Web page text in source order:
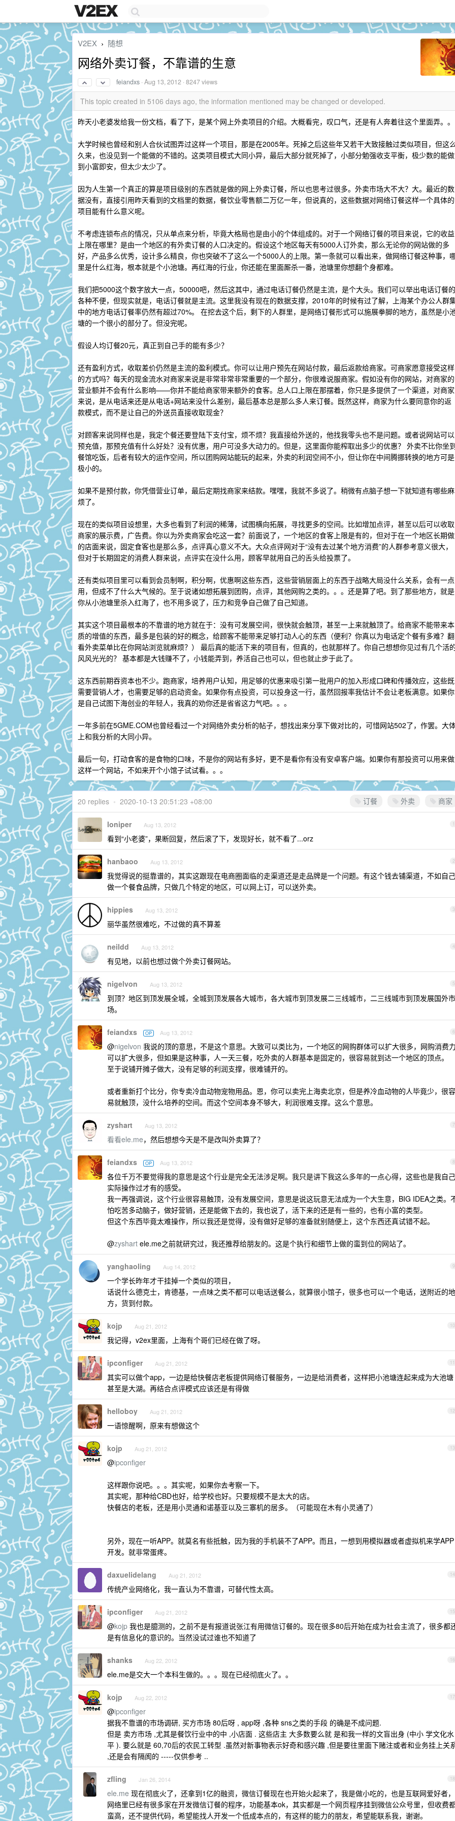
V2EX › 随想
网络外卖订餐，不靠谱的生意
feiandxs ·Aug 13, 2012 · 8247 views
This topic created in 5106 days ago, the information mentioned may be changed or developed.
昨天小老婆发给我一份文档，看了下，是某个网上外卖项目的介绍。大概看完，叹口气，还是有人奔着往这个里面弄。。
大学时候也曾经和别人合伙试图弄过这样一个项目，那是在2005年。死掉之后这些年又若干大致接触过类似项目，但这
久来，也没见到一个能做的不错的。这类项目模式大同小异，最后大部分就死掉了，小部分勉强收支平衡，极少数的能做
到小富即安，但太少太少了。
因为人生第一个真正的算是项目级别的东西就是做的网上外卖订餐，所以也思考过很多。外卖市场大不大？大。最近的数
据没有，直接引用昨天看到的文档里的数据，餐饮业零售额二万亿一年，但说真的，这些数据对网络订餐这样一个具体的
项目能有什么意义呢。
不考虑连锁布点的情况，只从单点来分析，毕竟大格局也是由小的个体组成的。对于一个网络订餐的项目来说，它的收益
上限在哪里？是由一个地区的有外卖订餐的人口决定的。假设这个地区每天有5000人订外卖，那么无论你的网站做的多
好，产品多么优秀，设计多么精良，你也突破不了这么一个5000人的上限。第一条就可以看出来，做网络订餐这种事，
里是什么红海，根本就是个小池塘。再红海的行业，你还能在里面厮杀一番，池塘里你想翻个身都难。
我们把5000这个数字放大一点，50000吧，然后这其中，通过电话订餐仍然是主流，是个大头。我们可以举出电话订餐的
各种不便，但现实就是，电话订餐就是主流。这里我没有现在的数据支撑，2010年的时候有过了解，上海某个办公人群
中的地方电话订餐率仍然有超过70%。 在挖去这个后，剩下的人群里，是网络订餐形式可以施展拳脚的地方，虽然是小
塘的一个很小的部分了。但没完呢。
假设人均订餐20元，真正到自己手的能有多少？
还有盈利方式，收取差价仍然是主流的盈利模式。你可以让用户预先在网站付款，最后返款给商家。可商家愿意接受这样
的方式吗？每天的现金流水对商家来说是非常非常非常重要的一个部分，你很难说服商家。假如没有你的网站，对商家的
营业额并不会有什么影响——你并不能给商家带来额外的食客。总人口上限在那摆着，你只是多提供了一个渠道，对商家
来说，是从电话来还是从电话+网站来没什么差别，最后基本总是那么多人来订餐。既然这样，商家为什么要同意你的返
款模式，而不是让自己的外送员直接收取现金？
对顾客来说同样也是，我定个餐还要登陆下支付宝，烦不烦？我直接给外送的，他找我零头也不是问题。或者说网站可以
预充值，那预充值有什么好处？没有优惠，用户可没多大动力的。但是，这里面你能榨取出多少的优惠？ 外卖不比你坐
餐馆吃饭，后者有较大的运作空间，所以团购网站能玩的起来，外卖的利润空间不小，但让你在中间腾挪转换的地方可是
极小的。
如果不是预付款，你凭借营业订单，最后定期找商家来结款。嘿嘿，我就不多说了。稍微有点脑子想一下就知道有哪些麻
烦了。
现在的类似项目设想里，大多也看到了利润的稀薄，试图横向拓展，寻找更多的空间。比如增加点评，甚至以后可以收取
商家的展示费，广告费。你以为外卖商家会吃这一套？前面说了，一个地区的食客上限是有的，但对于在一个地区长期做
的店面来说，固定食客也是那么多，点评真心意义不大。大众点评网对于“没有去过某个地方消费”的人群参考意义很大，
但对于长期固定的消费人群来说，点评实在没什么用，顾客早就用自己的舌头给投票了。
还有类似项目里可以看到会员制啊，积分啊，优惠啊这些东西，这些营销层面上的东西于战略大局没什么关系，会有一点
用，但成不了什么大气候的。至于说诸如想拓展到团购，点评，其他网购之类的。。。还是算了吧。到了那些地方，就是
你从小池塘里杀入红海了，也不用多说了，压力和竞争自己做了自己知道。
其实这个项目最根本的不靠谱的地方就在于：没有可发展空间，很快就会触顶，甚至一上来就触顶了。给商家不能带来本
质的增值的东西，最多是包装的好的概念，给顾客不能带来足够打动人心的东西（便利？你真以为电话定个餐有多难？翻
看外卖菜单比在你网站浏览就麻烦？） 最后真的能活下来的项目有，但真的，也就那样了。你自己想想你见过有几个活
风风光光的？ 基本都是大钱赚不了，小钱能弄到，养活自己也可以，但也就止步于此了。
这东西前期吞资本也不少。跑商家，培养用户认知，用足够的优惠来吸引第一批用户的加入形成口碑和传播效应，这些既
需要营销人才，也需要足够的启动资金。如果你有点投资，可以投身这一行，虽然回报率我估计不会让老板满意。如果你
是自己试图下海创业的年轻人，我真的劝你还是省省这力气吧。。。
一年多前在5GME.COM也曾经看过一个对网络外卖分析的帖子，想找出来分享下做对比的，可惜网站502了，作罢。大
上和我分析的大同小异。
最后一句，打动食客的是食物的口味，不是你的网站有多好，更不是看你有没有安卓客户端。如果你有那投资可以用来做
这样一个网站，不如来开个小馆子试试看。。。
订餐 外卖 商家
20 replies • 2020-10-13 20:51:23 +08:00
1
loniper Aug 13, 2012
看到“小老婆”，果断回复，然后滚了下，发现好长，就不看了...orz
2
hanbaoo Aug 13, 2012
我觉得说的挺靠谱的，其实这跟现在电商圈面临的走渠道还是走品牌是一个问题。有这个钱去铺渠道，不如自己
做一个餐食品牌，只做几个特定的地区，可以网上订，可以送外卖。
3
hippies Aug 13, 2012
丽华虽然很难吃，不过做的真不算差
4
neildd Aug 13, 2012
有见地，以前也想过做个外卖订餐网站。
5
nigelvon Aug 13, 2012
到顶？地区到顶发展全城，全城到顶发展各大城市，各大城市到顶发展二三线城市，二三线城市到顶发展国外市
场。
6
feiandxs OP Aug 13, 2012
@nigelvon 我说的顶的意思，不是这个意思。大致可以类比为，一个地区的网购群体可以扩大很多，网购消费
可以扩大很多，但如果是这种事，人一天三餐，吃外卖的人群基本是固定的，很容易就到达一个地区的顶点。
至于说铺开摊子做大，没有足够的利润支撑，很难铺开的。
或者重新打个比分，你专卖冷血动物宠物用品。恩，你可以卖完上海卖北京，但是养冷血动物的人毕竟少，很容
易就触顶，没什么培养的空间。而这个空间本身不够大，利润很难支撑。这么个意思。
7
zyshart Aug 13, 2012
看看ele.me，然后想想今天是不是改叫外卖算了？
8
feiandxs OP Aug 13, 2012
各位千万不要觉得我的意思是这个行业是完全无法涉足啊。我只是讲下我这么多年的一点心得，这些也是我自己
实际操作过才有的感受。
我一再强调说，这个行业很容易触顶，没有发展空间，意思是说这玩意无法成为一个大生意，BIG IDEA之类。
怕吃苦多动脑子，做好营销，还是能做下去的，我也说了，活下来的还是有一些的，也有小富的类型。
但这个东西毕竟太难操作，所以我还是觉得，没有做好足够的准备就别随便上，这个东西还真试错不起。
@zyshart ele.me之前就研究过，我还推荐给朋友的。这是个执行和细节上做的蛮到位的网站了。
9
yanghaoling Aug 14, 2012
一个学长昨年才干挂掉一个类似的项目，
话说什么德克士，肯德基，一点味之类不都可以电话送餐么，就算很小馆子，很多也可以一个电话，送附近的地
方，货到付款。
10
kojp Aug 21, 2012
我记得，v2ex里面，上海有个哥们已经在做了呀。
11
ipconfiger Aug 21, 2012
其实可以做个app，一边是给快餐店老板提供网络订餐服务，一边是给消费者，这样把小池塘连起来成为大池塘
甚至是大湖。再结合点评模式应该还是有得做
12
helloboy Aug 21, 2012
一语惊醒啊，原来有想做这个
13
kojp Aug 21, 2012
@ipconfiger
这样跟你说吧。。。其实呢，如果你去考察一下。
其实呢，那种给CBD也好，给学校也好。只要规模不是太大的店。
快餐店的老板，还是用小灵通和诺基亚以及三寨机的居多。（可能现在木有小灵通了）
另外，现在一听APP。就莫名有些抵触，因为我的手机装不了APP。而且，一想到用模拟器或者虚拟机来学APP
开发。就非常蛋疼。
14
daxuelidelang Aug 21, 2012
传统产业网络化，我一直认为不靠谱，可替代性太高。
15
ipconfiger Aug 21, 2012
@kojp 我也是臆测的，之前不是有报道说张江有用微信订餐的。现在很多80后开始在成为社会主流了，很多都
是有信息化的意识的。当然没试过谁也不知道了
16
shanks Aug 22, 2012
ele.me是交大一个本科生做的。。。现在已经彻底火了。。
17
kojp Aug 22, 2012
@ipconfiger
据我不靠谱的市场调研, 买方市场 80后呀 , app呀 ,各种 sns之类的手段 的确是不成问题.
但是 卖方市场 ,尤其是餐饮行业中的中 ,小店面 . 这些店主 大多数要么就 是和我一样的文盲出身 (中小 学文化水
平 ). 要么就是 60,70后的农民工转型 .虽然对新事物表示好奇和感兴趣 ,但是要往里面下赌注或者和业务挂上关
,还是会有隔阂的 -----仅供参考 ..
18
zfling Jan 26, 2014
ele.me 现在彻底火了，还拿到1亿的融资，微信订餐现在也开始火起来了，我是做小吃的，也是互联网爱好者，
网络里已经有很多家在开发微信订餐的程序，功能基本ok，其实都是一个网页程序挂到微信公众号里，但收费
蛮高，还不提供代码，希望能找人开发一个低成本点的，有这样的能力的朋友，希望能联系我，谢谢。